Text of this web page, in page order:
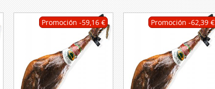
Promoción -59,16 € Promoción-62,39 €